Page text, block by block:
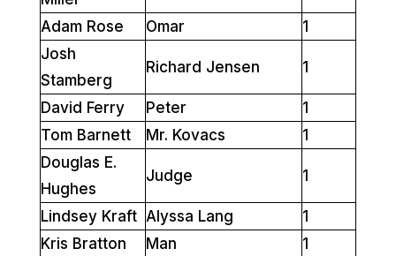
Adam Rose Omar
1
Josh
Stamberg
Richard Jensen 1
David Ferry Peter
1
Tom Barnett
Mr. Kovacs
1
Douglas E.
Hughes
Judge 1
Lindsey Kraft Alyssa Lang
1
Kris Bratton
Man
1